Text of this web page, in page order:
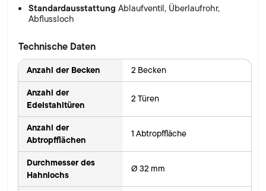
StandardausstattungAblaufventil, Überlaufrohr,
Abflussloch
Technische Daten
Anzahl der Becken 2 Becken
Anzahl der
Edelstahltüren
2 Türen
Anzahl der
Abtropfflächen
1 Abtropffläche
Durchmesser des
Hahnlochs
Ø 32 mm